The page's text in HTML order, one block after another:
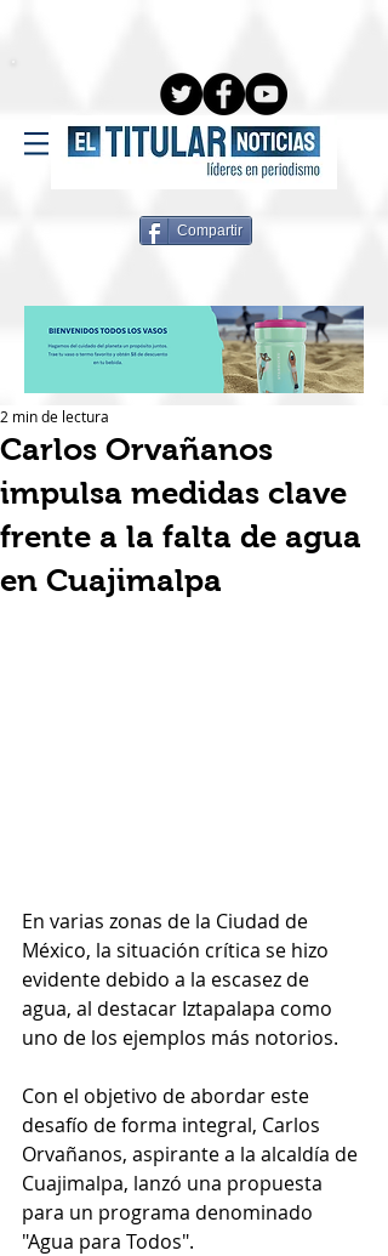
Compartir
Carlos Orvañanos
impulsa medidas clave
frente a la falta de agua
en Cuajimalpa
2 min de lectura
En varias zonas de la Ciudad de
México, la situación crítica se hizo
evidente debido a la escasez de
agua, al destacar Iztapalapa como
uno de los ejemplos más notorios.
Con el objetivo de abordar este
desafío de forma integral, Carlos
Orvañanos, aspirante a la alcaldía de
Cuajimalpa, lanzó una propuesta
para un programa denominado
"Agua para Todos".